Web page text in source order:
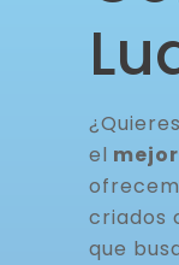
¿Quieres
el
criados
que